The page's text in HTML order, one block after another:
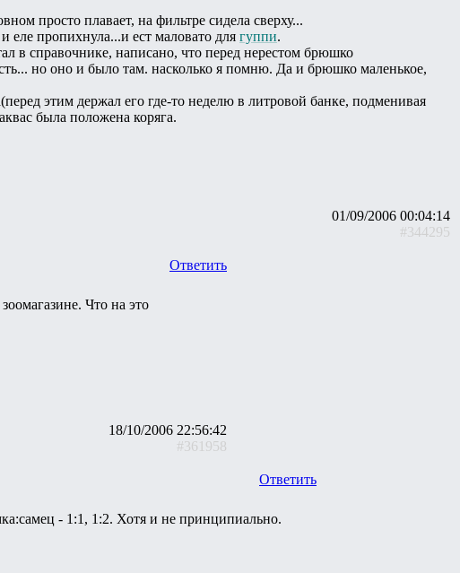
просто плавает, на фильтре сидела сверху...
еле пропихнула...и ест маловато для гуппи.
в справочнике, написано, что перед нерестом брюшко
но оно и было там. насколько я помню. Да и брюшко маленькое,
этим держал его где-то неделю в литровой банке, подменивая
была положена коряга.
01/09/2006 00:04:14
#344295
Ответить
Что на это
18/10/2006 22:56:42
#361958
Ответить
- 1:1, 1:2. Хотя и не принципиально.